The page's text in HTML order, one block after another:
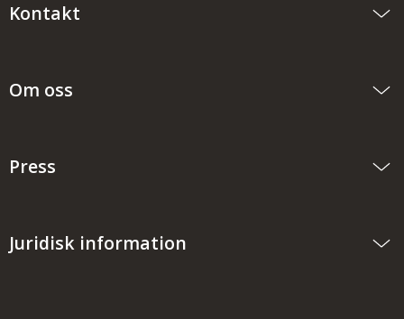
Kontakt
Om oss
Press
Juridisk information